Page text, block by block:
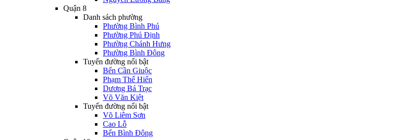
Quận 8
Danh sách phường
Phường Bình Phú
Phường Phú Định
Phường Chánh Hưng
Phường Bình Đông
Tuyến đường nổi bật
Bến Cần Giuộc
Phạm Thế Hiển
Dương Bá Trạc
Võ Văn Kiệt
Tuyến đường nổi bật
Võ Liêm Sơn
Cao Lỗ
Bến Bình Đông